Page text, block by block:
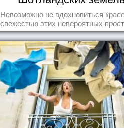
Невозможно не вдохновиться
свежестью этих невероятных